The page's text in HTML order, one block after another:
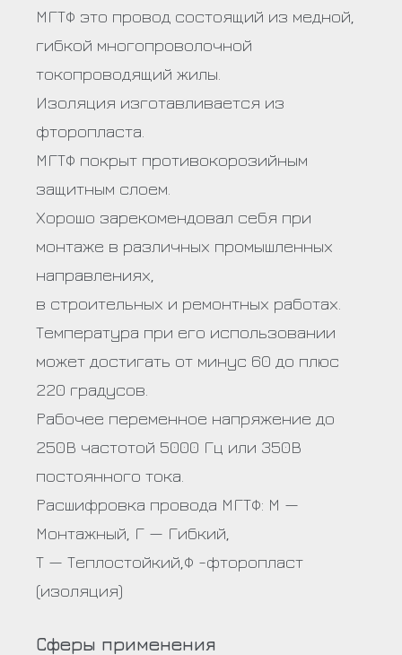
МГТФ это провод состоящий из медной,
гибкой многопроволочной
токопроводящий жилы.
Изоляция изготавливается из
фторопласта.
МГТФ покрыт противокорозийным
защитным слоем.
Хорошо зарекомендовал себя при
монтаже в различных промышленных
направлениях,
в строительных и ремонтных работах.
Температура при его использовании
может достигать от минус 60 до плюс
220 градусов.
Рабочее переменное напряжение до
250В частотой 5000 Гц или 350В
постоянного тока.
Расшифровка провода МГТФ: М —
Монтажный, Г — Гибкий,
Т — Теплостойкий,Ф -фторопласт
(изоляция)
Сферы применения